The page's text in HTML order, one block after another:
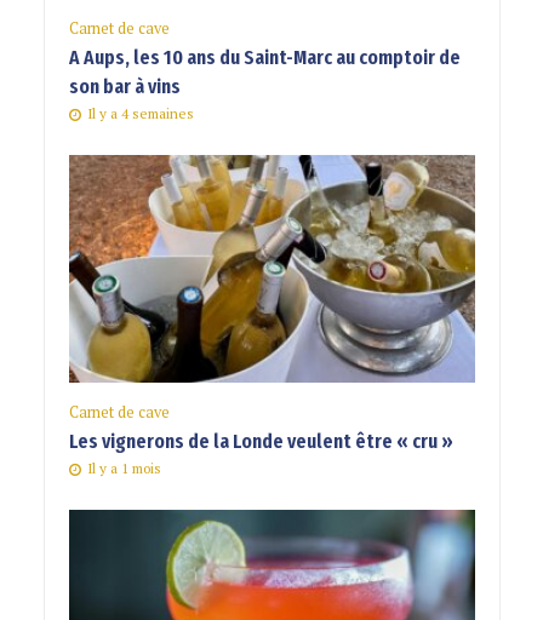
Carnet de cave
A Aups, les 10 ans du Saint-Marc au comptoir de
son bar à vins
Il y a 4 semaines
Carnet de cave
Les vignerons de la Londe veulent être « cru »
Il y a 1 mois